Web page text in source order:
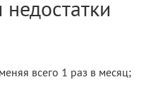
всего 1 раз в месяц;